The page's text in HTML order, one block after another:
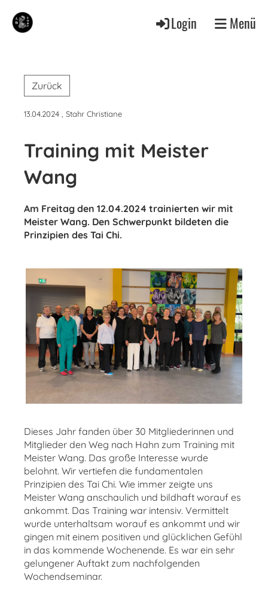
Login Menü
Zurück
13.04.2024 , Stahr Christiane
Training mit Meister
Wang
Am Freitag den 12.04.2024 trainierten wir mit
Meister Wang. Den Schwerpunkt bildeten die
Prinzipien des Tai Chi.
Dieses Jahr fanden über 30 Mitgliederinnen und
Mitglieder den Weg nach Hahn zum Training mit
Meister Wang. Das große Interesse wurde
belohnt. Wir vertiefen die fundamentalen
Prinzipien des Tai Chi. Wie immer zeigte uns
Meister Wang anschaulich und bildhaft worauf es
ankommt. Das Training war intensiv. Vermittelt
wurde unterhaltsam worauf es ankommt und wir
gingen mit einem positiven und glücklichen Gefühl
in das kommende Wochenende. Es war ein sehr
gelungener Auftakt zum nachfolgenden
Wochendseminar.